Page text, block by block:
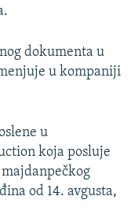
dokumenta u
u kompaniji
u
koja posluje
od 14. avgusta,